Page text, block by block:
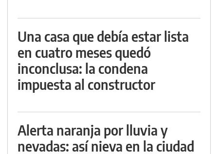
Una casa que debía estar lista
en cuatro meses quedó
inconclusa: la condena
impuesta al constructor
Alerta naranja por lluvia y
nevadas: así nieva en la ciudad